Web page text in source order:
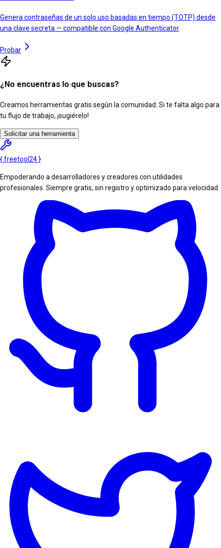
Genera contraseñas de un solo uso basadas en tiempo (TOTP) desde
una clave secreta — compatible con Google Authenticator
Probar
¿No encuentras lo que buscas?
Creamos herramientas gratis según la comunidad. Si te falta algo para
tu flujo de trabajo, ¡sugiérelo!
Solicitar una herramienta
{freetool 24 }
Empoderando a desarrolladores y creadores con utilidades
profesionales. Siempre gratis, sin registro y optimizado para velocidad.